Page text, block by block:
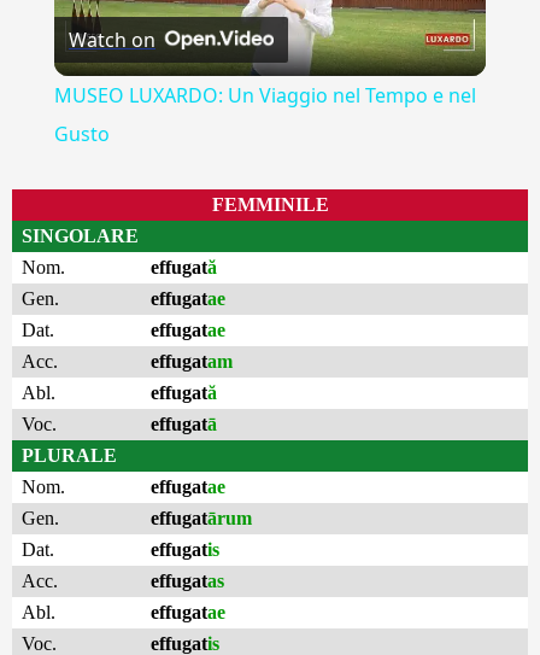
Video
Watch on
MUSEO LUXARDO: Un Viaggio nel Tempo e nel
Gusto
FEMMINILE
SINGOLARE
Nom.
effugată
Gen.
effugatae
Dat.
effugatae
Acc.
effugatam
Abl.
effugată
Voc.
effugatā
PLURALE
Nom.
effugatae
Gen.
effugatārum
Dat.
effugatis
Acc.
effugatas
Abl.
effugatae
Voc.
effugatis